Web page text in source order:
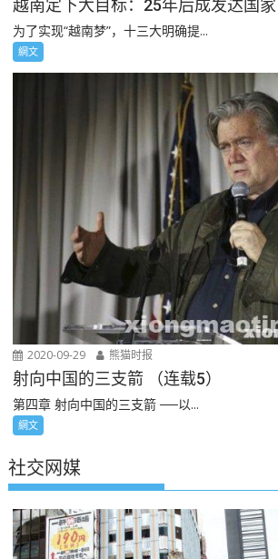
越南定下大目标：25年后成发达国家
为了实现“越南梦”，十三大明确提...
網文
2020-09-29 熊猫时报
射向中国的三支箭 （连载5）
第四章 射向中国的三支箭 ──以...
網文
社交网媒